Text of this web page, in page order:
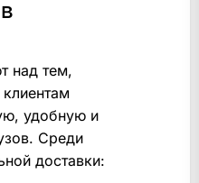
над тем,
удобную и
Среди
доставки: